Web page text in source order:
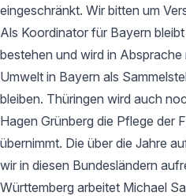
eingeschränkt. Wir bitten um
Als Koordinator für Bayern
bestehen und wird in
Umwelt in Bayern als
bleiben. Thüringen wird auch
Hagen Grünberg die Pflege der
übernimmt. Die über die Jahre
wir in diesen Bundesländern
Württemberg arbeitet Michael